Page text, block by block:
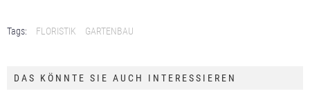
Tags: FLORISTIK GARTENBAU
DAS KÖNNTE SIE AUCH INTERESSIEREN